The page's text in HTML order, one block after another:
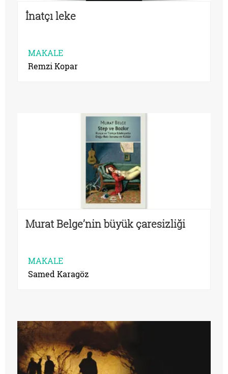
İnatçı leke
MAKALE
Remzi Kopar
Murat Belge’nin büyük çaresizliği
MAKALE
Samed Karagöz